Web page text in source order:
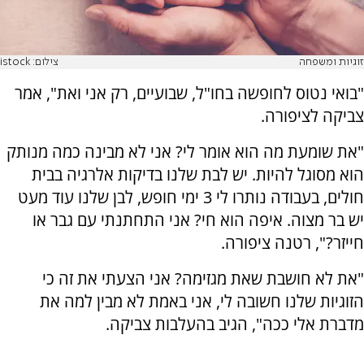
זוגיות ומשפחה צילום: istock
"בואי נטוס לחופשה בחו"ל, שבועיים, רק אני ואת", אמר
צביקה לציפורה.
"את שומעת מה הוא אומר לי? אני לא מבינה כמה מנותק
הוא מסוגל להיות. יש לבת שלנו בדיקות אלרגיה בבית
חולים, בעבודה נותרו לי 3 ימי חופש, לבן שלנו עוד מעט
יש בר מצוה. איפה הוא חי? אני התחתנתי עם גבר או
חייזר?", רטנה ציפורה.
"את לא חושבת שאת מגזימה? אני הצעתי את זה כי
הזוגיות שלנו חשובה לי, אני באמת לא מבין למה את
מדברת אלי ככה", הגיב בהעלבות צביקה.